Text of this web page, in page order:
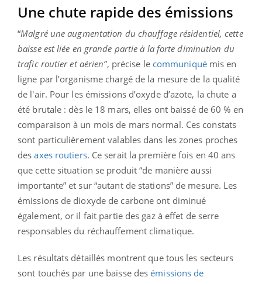
Une chute rapide des émissions
“Malgré une augmentation du chauffage résidentiel, cette
baisse est liée en grande partie à la forte diminution du
trafic routier et aérien”, précise le communiquémis en
ligne par l’organisme chargé de la mesure de la qualité
de l'air. Pour les émissions d’oxyde d’azote, la chute a
été brutale : dès le 18 mars, elles ont baissé de 60 % en
comparaison à un mois de mars normal. Ces constats
sont particulièrement valables dans les zones proches
desaxes routiers. Ce serait la première fois en 40 ans
que cette situation se produit “de manière aussi
importante” et sur “autant de stations” de mesure. Les
émissions de dioxyde de carbone ont diminué
également, or il fait partie des gaz à effet de serre
responsables du réchauffement climatique.
Les résultats détaillés montrent que tous les secteurs
sont touchés par une baisse desémissions de